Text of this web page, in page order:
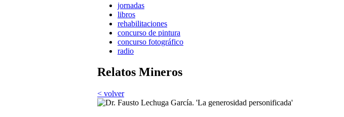
jornadas
libros
rehabilitaciones
concurso de pintura
concurso fotográfico
radio
Relatos Mineros
< volver